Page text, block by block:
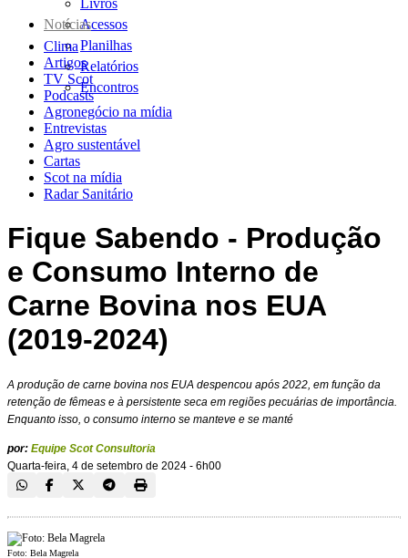
Livros
Acessos
Planilhas
Relatórios
Encontros
Notícias
Clima
Artigos
TV Scot
Podcasts
Agronegócio na mídia
Entrevistas
Agro sustentável
Cartas
Scot na mídia
Radar Sanitário
Fique Sabendo - Produção
e Consumo Interno de
Carne Bovina nos EUA
(2019-2024)
A produção de carne bovina nos EUA despencou após 2022, em função da
retenção de fêmeas e à persistente seca em regiões pecuárias de importância.
Enquanto isso, o consumo interno se manteve e se manté
por: Equipe Scot Consultoria
Quarta-feira, 4 de setembro de 2024 - 6h00
Foto: Bela Magrela